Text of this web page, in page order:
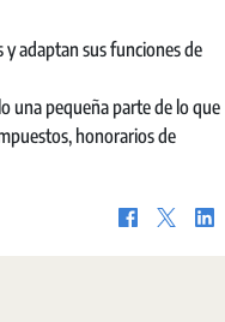
adaptan sus funciones de
una pequeña parte de lo que
honorarios de